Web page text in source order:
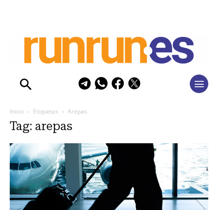
Inicio Etiquetas Arepas
Tag: arepas